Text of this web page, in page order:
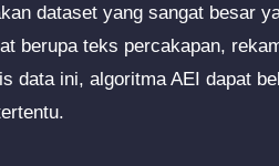
dataset yang sangat besar
berupa teks percakapan,
data ini, algoritma AEI dapat